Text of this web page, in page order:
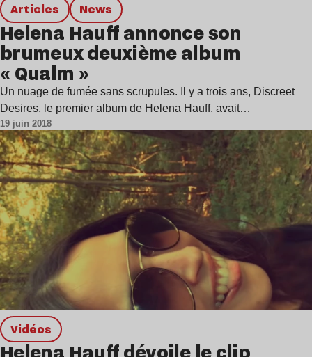
Articles news
Helena Hauff annonce son
brumeux deuxième album
« Qualm »
Un nuage de fumée sans scrupules. Il y a trois ans, Discreet
Desires, le premier album de Helena Hauff, avait…
19 juin 2018
Vidéos